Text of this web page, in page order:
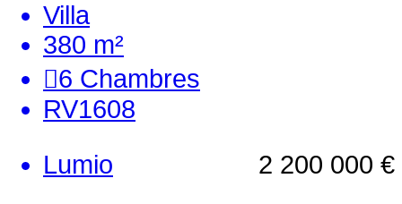
Villa
380 m²
6 Chambres
RV1608
2 200 000 €
Lumio